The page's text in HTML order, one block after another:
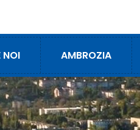
NOI AMBROZIA